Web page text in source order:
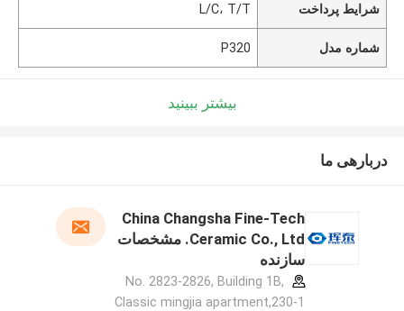
شرایط پرداخت L/C، T/T
شماره مدل P320
بیشتر ببینید
دربارهی ما
China Changsha Fine-Tech
Ceramic Co., Ltd. مشخصات
سازنده
No. 2823-2826, Building 1B,
Classic mingjia apartment,230-1